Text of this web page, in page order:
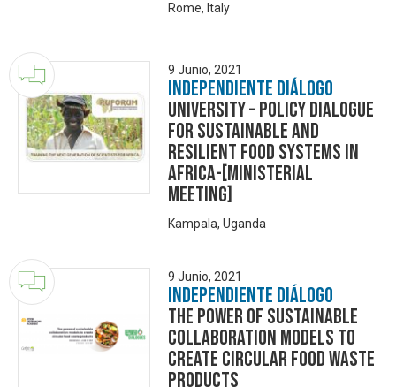
Rome, Italy
9 Junio, 2021
Independiente Diálogo
University – Policy Dialogue
for Sustainable and
Resilient Food Systems in
Africa-[Ministerial
Meeting]
Kampala, Uganda
9 Junio, 2021
Independiente Diálogo
The power of sustainable
collaboration models to
create circular food waste
products